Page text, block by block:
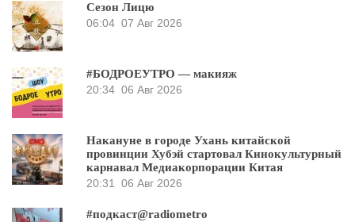
Сезон Лицю
06:04 07 Авг 2026
#БОДРОЕУТРО — макияж
20:34 06 Авг 2026
Накануне в городе Ухань китайской
провинции Хубэй стартовал Кинокультурный
карнавал Медиакорпорации Китая
20:31
06 Авг 2026
#подкаст@radiometro